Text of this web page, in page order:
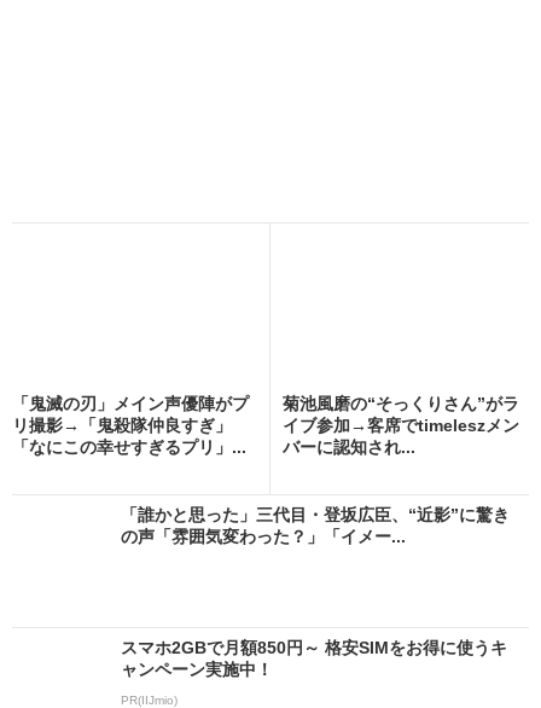
「鬼滅の刃」メイン声優陣がプ
リ撮影→「鬼殺隊仲良すぎ」
「なにこの幸せすぎるプリ」...
菊池風磨の“そっくりさん”がラ
イブ参加→客席でtimeleszメン
バーに認知され...
「誰かと思った」三代目・登坂広臣、“近影”に驚き
の声「雰囲気変わった？」「イメー...
スマホ2GBで月額850円～ 格安SIMをお得に使うキ
ャンペーン実施中！
PR(IIJmio)